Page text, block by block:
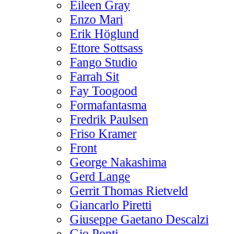
Eileen Gray
Enzo Mari
Erik Höglund
Ettore Sottsass
Fango Studio
Farrah Sit
Fay Toogood
Formafantasma
Fredrik Paulsen
Friso Kramer
Front
George Nakashima
Gerd Lange
Gerrit Thomas Rietveld
Giancarlo Piretti
Giuseppe Gaetano Descalzi